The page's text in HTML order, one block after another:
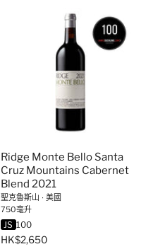
Ridge Monte Bello Santa
Cruz Mountains Cabernet
Blend 2021
聖克魯斯山 ∙ 美國
750毫升
JS 100
HK$2,650